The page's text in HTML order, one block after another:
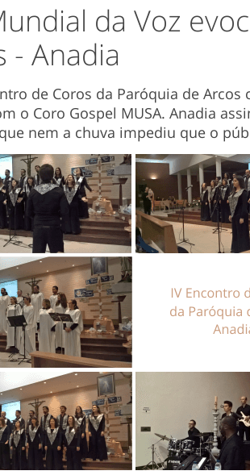
da Voz
- Anadia
de Coros da Paróquia de
o Coro Gospel MUSA. Anadia
nem a chuva impediu que o